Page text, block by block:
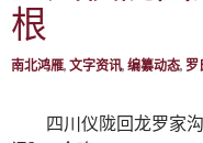
根
南北鸿雁, 文字资讯, 编纂动态, 罗
四川仪陇回龙罗家